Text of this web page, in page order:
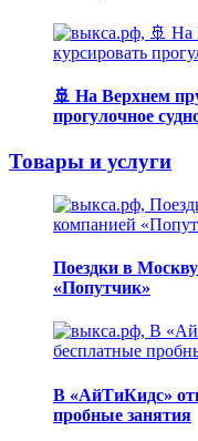
🚢 На Верхнем
прогулочное
Товары и услуги
Поездки в
«Попутчик»
В «АйТиКидс»
пробные занятия